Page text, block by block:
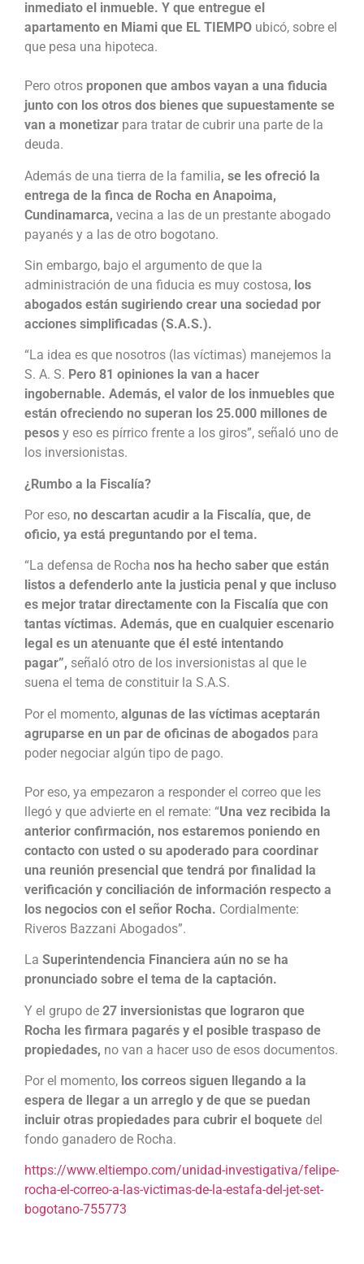
inmediato el inmueble. Y que entregue el
apartamento en Miami que EL TIEMPO ubicó, sobre el
que pesa una hipoteca.
Pero otros proponen que ambos vayan a una fiducia
junto con los otros dos bienes que supuestamente se
van a monetizar para tratar de cubrir una parte de la
deuda.
Además de una tierra de la familia, se les ofreció la
entrega de la finca de Rocha en Anapoima,
Cundinamarca, vecina a las de un prestante abogado
payanés y a las de otro bogotano.
Sin embargo, bajo el argumento de que la
administración de una fiducia es muy costosa, los
abogados están sugiriendo crear una sociedad por
acciones simplificadas (S.A.S.).
“La idea es que nosotros (las víctimas) manejemos la
S. A. S. Pero 81 opiniones la van a hacer
ingobernable. Además, el valor de los inmuebles que
están ofreciendo no superan los 25.000 millones de
pesos y eso es pírrico frente a los giros”, señaló uno de
los inversionistas.
¿Rumbo a la Fiscalía?
Por eso, no descartan acudir a la Fiscalía, que, de
oficio, ya está preguntando por el tema.
“La defensa de Rocha nos ha hecho saber que están
listos a defenderlo ante la justicia penal y que incluso
es mejor tratar directamente con la Fiscalía que con
tantas víctimas. Además, que en cualquier escenario
legal es un atenuante que él esté intentando
pagar”, señaló otro de los inversionistas al que le
suena el tema de constituir la S.A.S.
Por el momento, algunas de las víctimas aceptarán
agruparse en un par de oficinas de abogados para
poder negociar algún tipo de pago.
Por eso, ya empezaron a responder el correo que les
llegó y que advierte en el remate: “Una vez recibida la
anterior confirmación, nos estaremos poniendo en
contacto con usted o su apoderado para coordinar
una reunión presencial que tendrá por finalidad la
verificación y conciliación de información respecto a
los negocios con el señor Rocha. Cordialmente:
Riveros Bazzani Abogados”.
La Superintendencia Financiera aún no se ha
pronunciado sobre el tema de la captación.
Y el grupo de 27 inversionistas que lograron que
Rocha les firmara pagarés y el posible traspaso de
propiedades, no van a hacer uso de esos documentos.
Por el momento, los correos siguen llegando a la
espera de llegar a un arreglo y de que se puedan
incluir otras propiedades para cubrir el boquete del
fondo ganadero de Rocha.
https://www.eltiempo.com/unidad-investigativa/felipe-
rocha-el-correo-a-las-victimas-de-la-estafa-del-jet-set-
bogotano-755773